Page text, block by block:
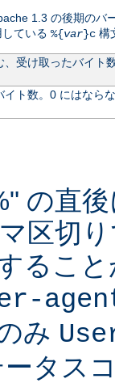
1.3 の後期のバ
ている %{var}c構
、受け取ったバイ
イト数。0 にはなら
の直
区切
るこ
み
ータス